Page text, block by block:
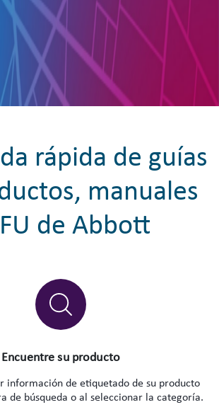
rápida de guías
manuales
de Abbott
Encuentre su producto
información de etiquetado de su producto
de búsqueda o al seleccionar la categoría.